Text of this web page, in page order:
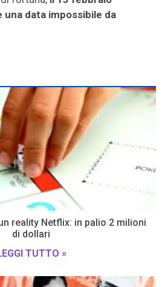
data impossibile da
reality Netflix: in palio 2 milioni
di dollari
TUTTO »